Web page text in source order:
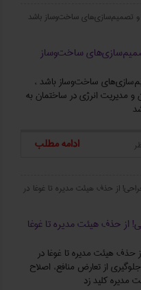
و تصمیم‌سازی‌های ساخت‌وساز باشد
ساخت‌وساز
ساخت‌وساز باشد ،
ساختمان و مدیریت انرژی در ساختمان به
ادامه مطلب
از حذف هیئت مدیره تا غوغا در
از حذف هیئت مدیره تا غوغا
حذف هیئت مدیره تا غوغا در
از تعارض منافع، اصلاح
مدیره کلید زد